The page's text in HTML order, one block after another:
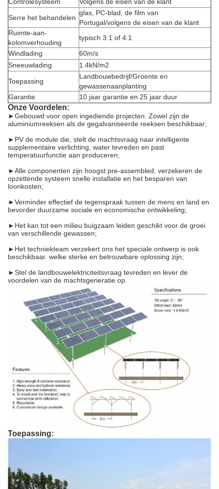
Serre het behandelen
glas, PC-blad, de film van
Portugal/volgens de eisen van de klant
Ruimte-aan-
kolomverhouding
typisch 3:1 of 4:1
Windlading
60m/s
Sneeuwlading
1.4kN/m2
Toepassing
Landbouwbedrijf/Groente en
gewassenaanplanting
Garantie
10 jaar garantie en 25 jaar duur
Onze Voordelen:
►Gebouwd voor open ingediende projecten. Zowel zijn de
aluminiumreeksen als de gegalvaniseerde reeksen beschikbaar;
►PV de module die, stelt de machtsvraag naar intelligente
supplementaire verlichting, water tevreden en past
temperatuurfunctie aan produceren;
►Alle componenten zijn hoogst pre-assembled, verzekeren de
opzettende systeem snelle installatie en het besparen van
loonkosten;
►Verminder effectief de tegenspraak tussen de mens en land en
bevorder duurzame sociale en economische ontwikkeling;
►Het kan tot een milieu buigzaam leiden geschikt voor de groei
van verschillende gewassen;
►Het techniekteam verzekert ons het speciale ontwerp is ook
beschikbaar. welke sterke en betrouwbare oplossing zijn;
►Stel de landbouwelektriciteitsvraag tevreden en lever de
voordelen van de machtsgeneratie op.
Toepassing: